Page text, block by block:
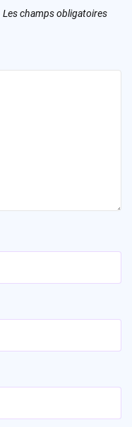
Les champs obligatoires